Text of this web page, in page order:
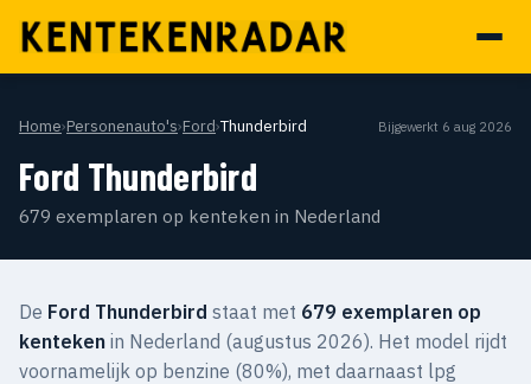
Home›Personenauto's›Ford›Thunderbird Bijgewerkt 6 aug 2026
Ford Thunderbird
679 exemplaren op kenteken in Nederland
De Ford Thunderbird staat met 679 exemplaren op
kenteken in Nederland (augustus 2026). Het model rijdt
voornamelijk op benzine (80%), met daarnaast lpg